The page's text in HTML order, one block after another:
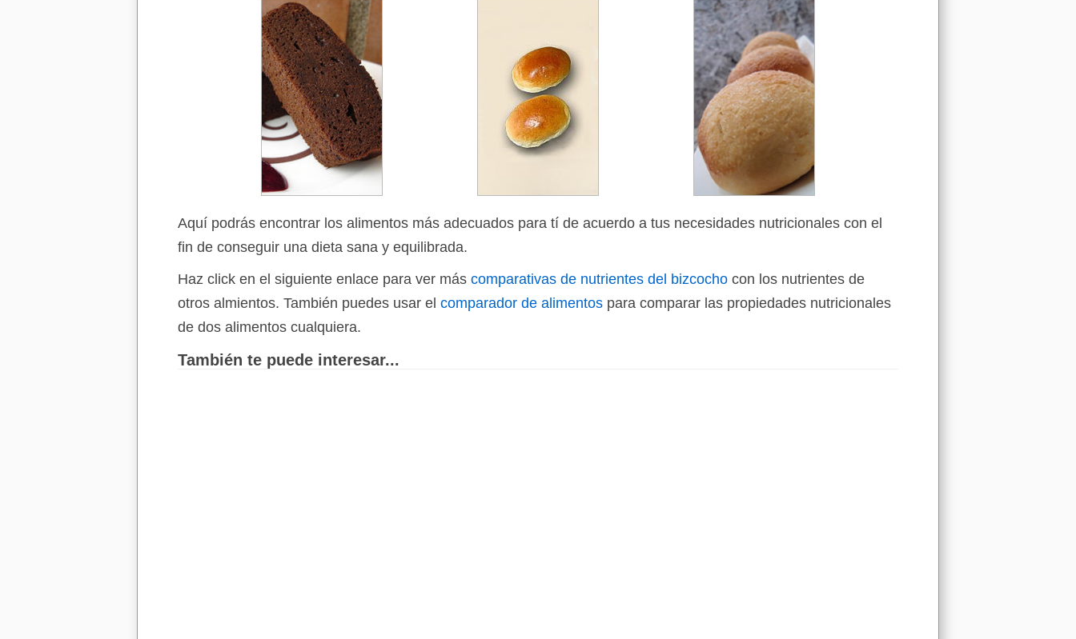
Aquí podrás encontrar los alimentos más adecuados para tí de acuerdo a tus necesidades nutricionales con el
fin de conseguir una dieta sana y equilibrada.
Haz click en el siguiente enlace para ver más comparativas de nutrientes del bizcocho con los nutrientes de
otros almientos. También puedes usar el comparador de alimentos para comparar las propiedades nutricionales
de dos alimentos cualquiera.
También te puede interesar...